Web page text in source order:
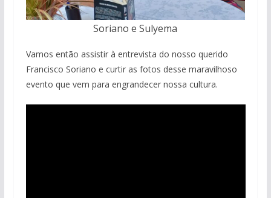
Soriano e Sulyema
Vamos então assistir à entrevista do nosso querido
Francisco Soriano e curtir as fotos desse maravilhoso
evento que vem para engrandecer nossa cultura.